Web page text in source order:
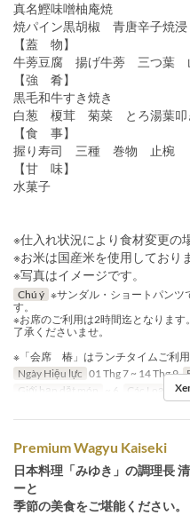
真名鰹味噌柚庵焼
焼パイン黒胡椒 青唐辛子焼
【蓋 物】
牛蒡豆腐 揚げ牛蒡 三つ葉
【強 肴】
黒毛和牛すき焼き
白葱 榎茸 菊菜 とろ湯葉叩
【食 事】
握り寿司 三種 巻物 止椀
【甘 味】
水菓子
※仕入れ状況により食材変更の
※お米は国産米を使用しており
※写真はイメージです。
Chú ý ※サンダル・ショートパンツ
す。
※お席のご利用は2時間迄となりま
了承くださいませ。
※「会席 椿」はランチタイムご利
Ngày Hiệu lực 01 Thg 7 ~ 14 Thg 9
Giới hạn dặt món
~ 6 Các Loại Ghế
Premium Wagyu Kaiseki
日本料理「みゆき」の調理長
ーと
季節の美食をご堪能ください。